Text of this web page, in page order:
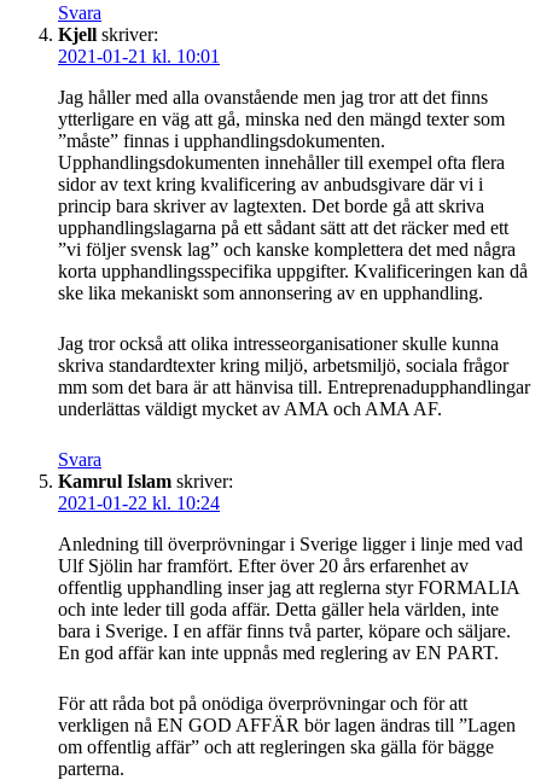
Svara
Kjell skriver:
2021-01-21 kl. 10:01
Jag håller med alla ovanstående men jag tror att det finns
ytterligare en väg att gå, minska ned den mängd texter som
”måste” finnas i upphandlingsdokumenten.
Upphandlingsdokumenten innehåller till exempel ofta flera
sidor av text kring kvalificering av anbudsgivare där vi i
princip bara skriver av lagtexten. Det borde gå att skriva
upphandlingslagarna på ett sådant sätt att det räcker med ett
”vi följer svensk lag” och kanske komplettera det med några
korta upphandlingsspecifika uppgifter. Kvalificeringen kan då
ske lika mekaniskt som annonsering av en upphandling.
Jag tror också att olika intresseorganisationer skulle kunna
skriva standardtexter kring miljö, arbetsmiljö, sociala frågor
mm som det bara är att hänvisa till. Entreprenadupphandlingar
underlättas väldigt mycket av AMA och AMA AF.
Svara
Kamrul Islam skriver:
2021-01-22 kl. 10:24
Anledning till överprövningar i Sverige ligger i linje med vad
Ulf Sjölin har framfört. Efter över 20 års erfarenhet av
offentlig upphandling inser jag att reglerna styr FORMALIA
och inte leder till goda affär. Detta gäller hela världen, inte
bara i Sverige. I en affär finns två parter, köpare och säljare.
En god affär kan inte uppnås med reglering av EN PART.
För att råda bot på onödiga överprövningar och för att
verkligen nå EN GOD AFFÄR bör lagen ändras till ”Lagen
om offentlig affär” och att regleringen ska gälla för bägge
parterna.